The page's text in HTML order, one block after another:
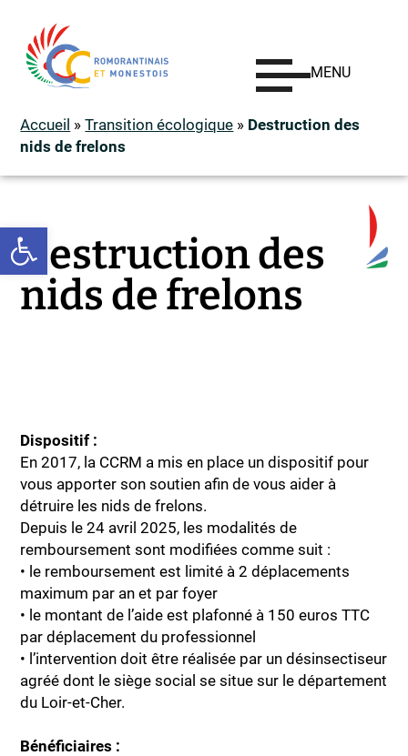
Ouvrir la barre d’outils
MENU
Accueil »Transition écologique » Destruction des
nids de frelons
Destruction des
nids de frelons
Dispositif :
En 2017, la CCRM a mis en place un dispositif pour
vous apporter son soutien afin de vous aider à
détruire les nids de frelons.
Depuis le 24 avril 2025, les modalités de
remboursement sont modifiées comme suit :
• le remboursement est limité à 2 déplacements
maximum par an et par foyer
• le montant de l’aide est plafonné à 150 euros TTC
par déplacement du professionnel
• l’intervention doit être réalisée par un désinsectiseur
agréé dont le siège social se situe sur le département
du Loir-et-Cher.
Bénéficiaires :